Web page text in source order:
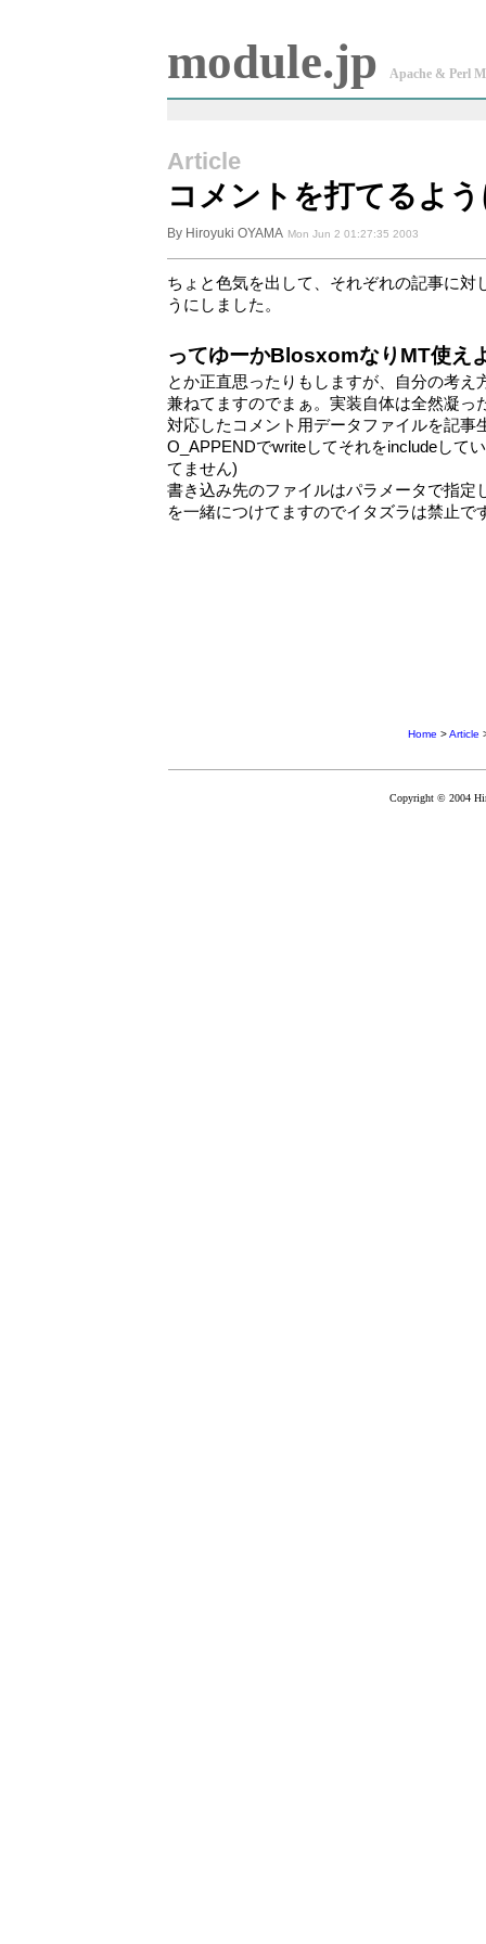
module.jp Apache & Perl
Article
コメントを打てるよ
By Hiroyuki OYAMA Mon Jun 2 01:27:35 2003
ちょと色気を出して、それぞれの記事に対
うにしました。
ってゆーかBlosxomなりMT使え
とか正直思ったりもしますが、自分の考え
兼ねてますのでまぁ。実装自体は全然凝っ
対応したコメント用データファイルを記事
O_APPENDでwriteしてそれをincludeして
てません)
書き込み先のファイルはパラメータで指定
を一緒につけてますのでイタズラは禁止で
Home >Article
Copyright © 2004